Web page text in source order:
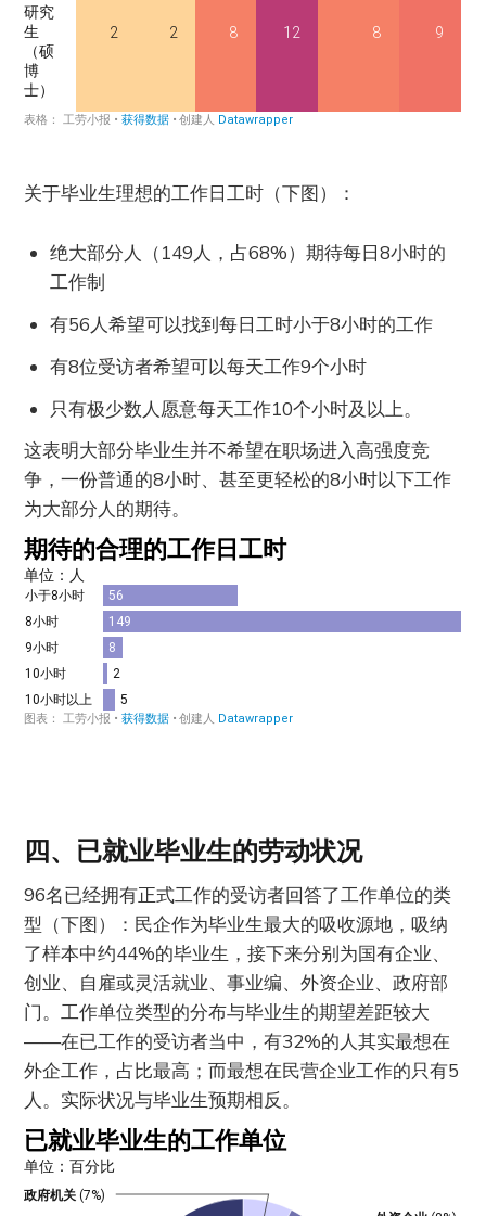
关于毕业生理想的工作日工时（下图）：
绝大部分人（149人，占68%）期待每日8小时的
工作制
有56人希望可以找到每日工时小于8小时的工作
有8位受访者希望可以每天工作9个小时
只有极少数人愿意每天工作10个小时及以上。
这表明大部分毕业生并不希望在职场进入高强度竞
争，一份普通的8小时、甚至更轻松的8小时以下工作
为大部分人的期待。
四、已就业毕业生的劳动状况
96名已经拥有正式工作的受访者回答了工作单位的类
型（下图）：民企作为毕业生最大的吸收源地，吸纳
了样本中约44%的毕业生，接下来分别为国有企业、
创业、自雇或灵活就业、事业编、外资企业、政府部
门。工作单位类型的分布与毕业生的期望差距较大
——在已工作的受访者当中，有32%的人其实最想在
外企工作，占比最高；而最想在民营企业工作的只有5
人。实际状况与毕业生预期相反。